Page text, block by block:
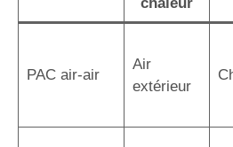
PAC air-air
Air
extérieur